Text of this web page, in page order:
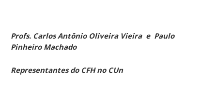
Profs. Carlos Antônio Oliveira Vieira e Paulo
Pinheiro Machado
Representantes do CFH no CUn